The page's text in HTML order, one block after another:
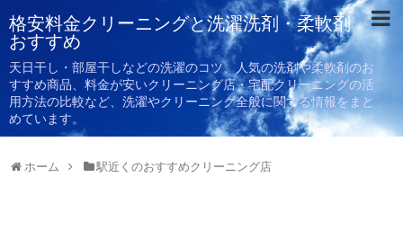
格安料金クリーニングと洗濯洗剤・柔軟剤
おすすめ
天日干し・部屋干しなどの洗濯のコツ、人気の洗剤や柔軟剤のお
すすめ商品、料金が安いクリーニング店・宅配クリーニングの活
用方法の比較など、洗濯やクリーニング全般に関する情報をまと
めています。
ホーム 駅近くのおすすめクリーニング店